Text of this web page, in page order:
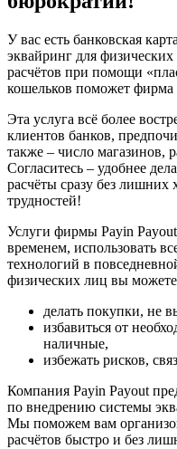
У вас есть банковская
эквайринг для
расчётов при помощи
кошельков поможет фирма
Эта услуга всё более
клиентов банков,
также – число магазинов,
Согласитесь – удобнее
расчёты сразу без лишних
трудностей!
Услуги фирмы Payin
временем, использовать
технологий в
физических лиц вы
делать покупки, не
избавиться от
наличные,
избежать рисков,
Компания Payin Payout
по внедрению системы
Мы поможем вам
расчётов быстро и без